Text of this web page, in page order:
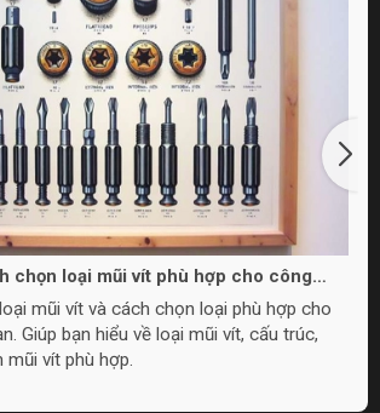
chọn loại mũi vít phù hợp cho công
mũi vít và cách chọn loại phù hợp cho
Giúp bạn hiểu về loại mũi vít, cấu trúc,
mũi vít phù hợp.